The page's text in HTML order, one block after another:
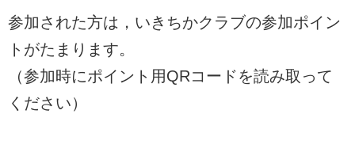
参加された方は，いきちかクラブの参加ポイン
トがたまります。
（参加時にポイント用QRコードを読み取って
ください）